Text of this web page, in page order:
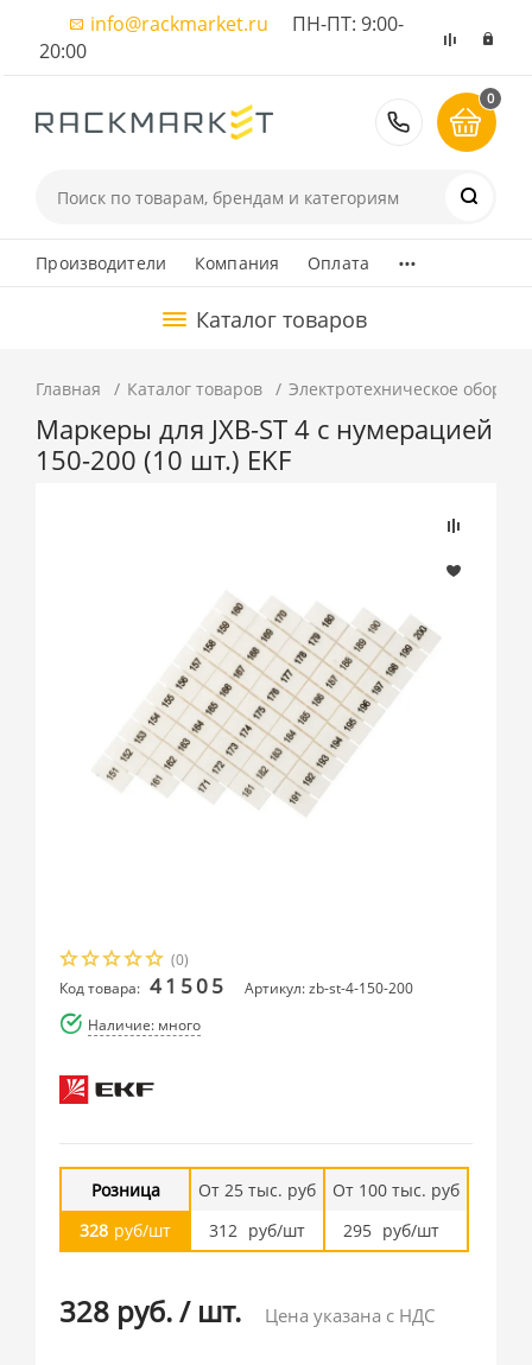
info@rackmarket.ru ПН-ПТ: 9:00-
20:00
8 (495)
0
Производители Компания Оплата ...
Каталог товаров
Главная Каталог товаров Электротехническое
Маркеры для JXB-ST 4 с нумерацией
150-200 (10 шт.) EKF
(0)
Код товара: 41505
Артикул: zb-st-4-150-200
Наличие: много
Розница
328 руб/шт
От 25 тыс. руб
312 руб/шт
От 100 тыс. руб
295 руб/шт
328 руб./ шт. Цена указана с НДС